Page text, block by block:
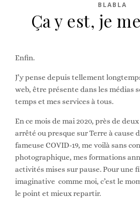
BLABLA
Ça y est, je
Enfin.
J’y pense depuis tellement
web, être présente dans les médias
temps et mes services à tous.
En ce mois de mai 2020, près de
arrêté ou presque sur Terre à cause
fameuse COVID-19, me voilà sans
photographique, mes formations
activités mises sur pause. Pour une
imaginative comme moi, c’est le
le point et mieux repartir.